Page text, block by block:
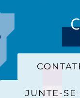
JUNTE-SE